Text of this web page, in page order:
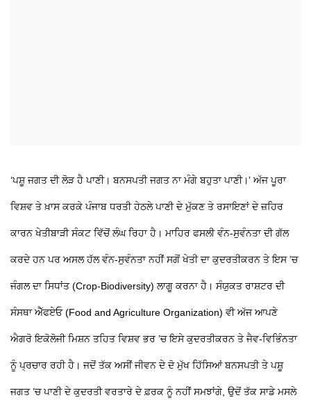
‘ਪਸ਼ੂ ਜਗਤ ਦੀ ਲੋੜ ਹੈ ਪਾਣੀ। ਬਨਸਪਤੀ ਜਗਤ ਨਾ ਮੰਗੇ ਬਹੁਤਾ ਪਾਣੀ।’ ਅੱਜ ਪੂਰਾ
ਵਿਸ਼ਵ ਤੇ ਖ਼ਾਸ ਕਰਕੇ ਪੰਜਾਬ ਧਰਤੀ ਹੇਠਲੇ ਪਾਣੀ ਦੇ ਮੁੱਕਣ ਤੇ ਰਸਾਇਣਾਂ ਦੇ ਜ਼ਹਿਰ
ਕਾਰਨ ਖੇਤੀਬਾੜੀ ਸੰਕਟ ਵਿੱਚੋਂ ਲੰਘ ਰਿਹਾ ਹੈ। ਮਾਹਿਰ ਫਸਲੀ ਵੰਨ-ਸੁਵੰਨਤਾ ਦੀ ਗੱਲ
ਕਰਦੇ ਹਨ ਪਰ ਅਸਲ ਹੱਲ ਵੰਨ-ਸੁਵੰਨਤਾ ਨਹੀਂ ਸਗੋਂ ਖੇਤੀ ਦਾ ਕੁਦਰਤੀਕਰਨ ਤੇ ਇਸ ’ਚ
ਜੰਗਲ ਦਾ ਸਿਧਾਂਤ (Crop-Biodiversity) ਲਾਗੂ ਕਰਨਾ ਹੈ। ਸੰਯੁਕਤ ਰਾਸ਼ਟਰ ਦੀ
ਸੰਸਥਾ ਐੱਫਏਓ (Food and Agriculture Organization) ਵੀ ਅੱਜ ਆਪਣੇ
ਐਗਰੋ ਇਕੋਲੋਜੀ ਮਿਸ਼ਨ ਤਹਿਤ ਵਿਸ਼ਵ ਭਰ ’ਚ ਇਸੇ ਕੁਦਰਤੀਕਰਨ ਤੇ ਜੈਵ-ਵਿਭਿੰਨਤਾ
ਨੂੰ ਪ੍ਰਚਾਰ ਰਹੀ ਹੈ। ਜਦੋਂ ਤੱਕ ਅਸੀਂ ਜੀਵਨ ਦੇ ਦੋ ਮੁੱਖ ਹਿੱਸਿਆਂ ਬਨਸਪਤੀ ਤੇ ਪਸ਼ੂ
ਜਗਤ ’ਚ ਪਾਣੀ ਦੇ ਕੁਦਰਤੀ ਵਰਤਾਰੇ ਦੇ ਫ਼ਰਕ ਨੂੰ ਨਹੀਂ ਸਮਝਾਂਗੇ, ਉਦੋਂ ਤੱਕ ਸਾਡੇ ਮਸਲੇ